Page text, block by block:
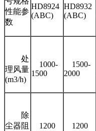
性能参
数
HD8924
(ABC)
HD8932
(ABC)
处
理风量
(m3/h)
1000-
1500
1500-
2000
除
尘器阻
1200 1200